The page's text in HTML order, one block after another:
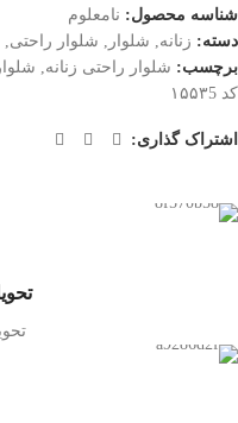
شناسه محصول: نامعلوم
دسته: زنانه, شلوار , شلوار راحتی,
برچسب: شلوار راحتی زنانه,
کد ۱۵۵۳5
اشتراک گذاری: